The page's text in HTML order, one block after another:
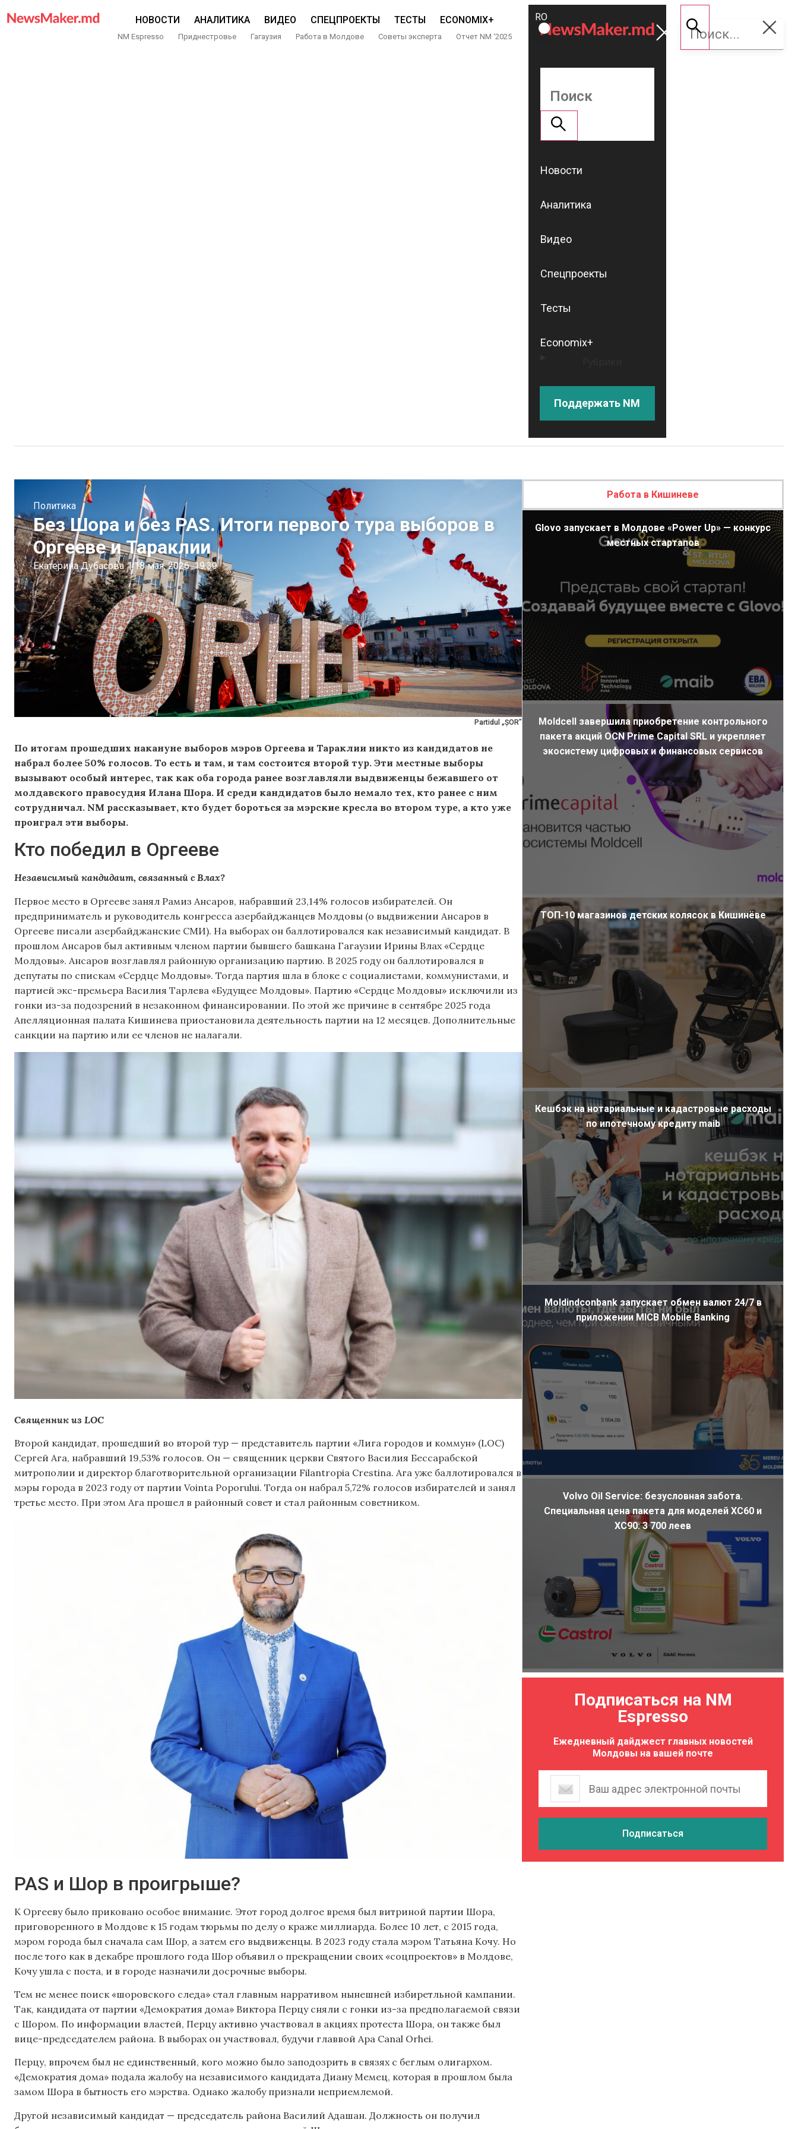
НОВОСТИ АНАЛИТИКА ВИДЕО СПЕЦПРОЕКТЫ ТЕСТЫ ECONOMIX+
NM Espresso Приднестровье Гагаузия Работа в Молдове Советы эксперта Отчет NM ‘2025
ROMÂNĂ
RU
Поддержать
NM
Новости
Аналитика
Видео
Спецпроекты
Тесты
Economix+
Поддержать NM
Partidul „ȘOR”
Политика
Без Шора и без PAS. Итоги первого тура выборов в
Оргееве и Тараклии
Екатерина Дубасова | 18 мая, 2026 19:39
По итогам прошедших накануне выборов мэров Оргеева и Тараклии никто из кандидатов не
набрал более 50% голосов. То есть и там, и там состоится второй тур. Эти местные выборы
вызывают особый интерес, так как оба города ранее возглавляли выдвиженцы бежавшего от
молдавского правосудия Илана Шора. И среди кандидатов было немало тех, кто ранее с ним
сотрудничал. NM рассказывает, кто будет бороться за мэрские кресла во втором туре, а кто уже
проиграл эти выборы.
Кто победил в Оргееве
Независимый кандидаит, связанный с Влах?
Первое место в Оргееве занял Рамиз Ансаров, набравший 23,14% голосов избирателей. Он
предприниматель и руководитель конгресса азербайджанцев Молдовы (о выдвижении Ансаров в
Оргееве писали азербайджанские СМИ). На выборах он баллотировался как независимый кандидат. В
прошлом Ансаров был активным членом партии бывшего башкана Гагаузии Ирины Влах «Сердце
Молдовы». Ансаров возглавлял районную организацию партию. В 2025 году он баллотировался в
депутаты по спискам «Сердце Молдовы». Тогда партия шла в блоке с социалистами, коммунистами, и
партией экс-премьера Василия Тарлева «Будущее Молдовы». Партию «Сердце Молдовы» исключили из
гонки из-за подозрений в незаконном финансировании. По этой же причине в сентябре 2025 года
Апелляционная палата Кишинева приостановила деятельность партии на 12 месяцев. Дополнительные
санкции на партию или ее членов не налагали.
Священник из LOC
Второй кандидат, прошедший во второй тур — представитель партии «Лига городов и коммун» (LOC)
Сергей Ага, набравший 19,53% голосов. Он — священник церкви Святого Василия Бессарабской
митрополии и директор благотворительной организации Filantropia Crestina. Ага уже баллотировался в
мэры города в 2023 году от партии Vointa Poporului. Тогда он набрал 5,72% голосов избирателей и занял
третье место. При этом Ага прошел в районный совет и стал районным советником.
PAS и Шор в проигрыше?
К Оргееву было приковано особое внимание. Этот город долгое время был витриной партии Шора,
приговоренного в Молдове к 15 годам тюрьмы по делу о краже миллиарда. Более 10 лет, с 2015 года,
мэром города был сначала сам Шор, а затем его выдвиженцы. В 2023 году стала мэром Татьяна Кочу. Но
после того как в декабре прошлого года Шор объявил о прекращении своих «соцпроектов» в Молдове,
Кочу ушла с поста, и в городе назначили досрочные выборы.
Тем не менее поиск «шоровского следа» стал главным нарративом нынешней избиретльной кампании.
Так, кандидата от партии «Демократия дома» Виктора Перцу сняли с гонки из-за предполагаемой связи
с Шором. По информации властей, Перцу активно участвовал в акциях протеста Шора, он также был
вице-председателем района. В выборах он участвовал, будучи главвой Apa Canal Orhei.
Перцу, впрочем был не единственный, кого можно было заподозрить в связях с беглым олигархом.
«Демократия дома» подала жалобу на независимого кандидата Диану Мемец, которая в прошлом была
замом Шора в бытность его мэрства. Однако жалобу признали неприемлемой.
Другой независимый кандидат — председатель района Василий Адашан. Должность он получил
Работа в Кишиневе
Glovo запускает в Молдове «Power Up» — конкурс
местных стартапов
Moldcell завершила приобретение контрольного
пакета акций OCN Prime Capital SRL и укрепляет
экосистему цифровых и финансовых сервисов
ТОП-10 магазинов детских колясок в Кишинёве
Кешбэк на нотариальные и кадастровые расходы
по ипотечному кредиту maib
Moldindconbank запускает обмен валют 24/7 в
приложении MICB Mobile Banking
Volvo Oil Service: безусловная забота.
Специальная цена пакета для моделей XC60 и
XC90: 3 700 леев
Подписаться на NM
Espresso
Ежедневный дайджест главных новостей
Молдовы на вашей почте